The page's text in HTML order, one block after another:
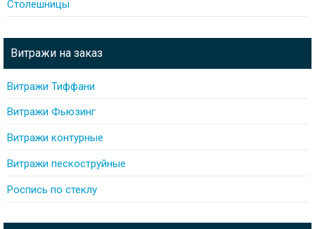
Столешницы
Витражи на заказ
Витражи Тиффани
Витражи Фьюзинг
Витражи контурные
Витражи пескоструйные
Роспись по стеклу